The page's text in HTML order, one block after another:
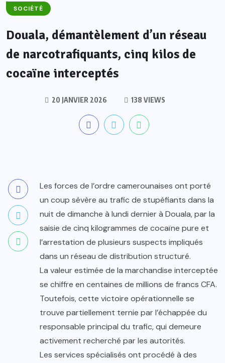
SOCIÉTÉ
Douala, démantèlement d’un réseau
de narcotrafiquants, cinq kilos de
cocaïne interceptés
20 JANVIER 2026 138 VIEWS
Les forces de l’ordre camerounaises ont porté
un coup sévère au trafic de stupéfiants dans la
nuit de dimanche à lundi dernier à Douala, par la
saisie de cinq kilogrammes de cocaïne pure et
l’arrestation de plusieurs suspects impliqués
dans un réseau de distribution structuré.
La valeur estimée de la marchandise interceptée
se chiffre en centaines de millions de francs CFA.
Toutefois, cette victoire opérationnelle se
trouve partiellement ternie par l’échappée du
responsable principal du trafic, qui demeure
activement recherché par les autorités.
Les services spécialisés ont procédé à des